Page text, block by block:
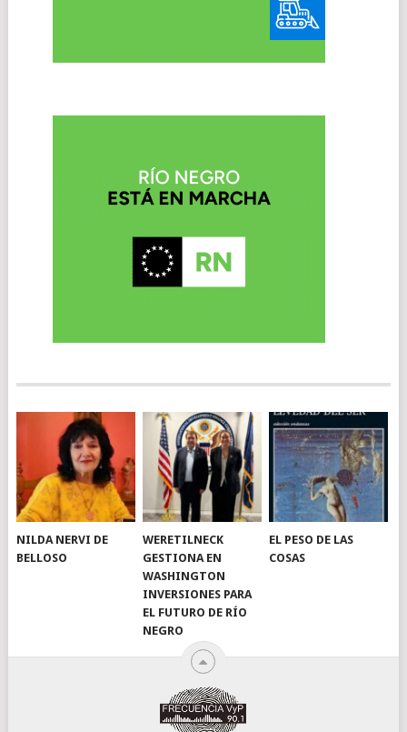
NILDA NERVI DE
BELLOSO
WERETILNECK
GESTIONA EN
WASHINGTON
INVERSIONES PARA
EL FUTURO DE RÍO
NEGRO
EL PESO DE LAS
COSAS